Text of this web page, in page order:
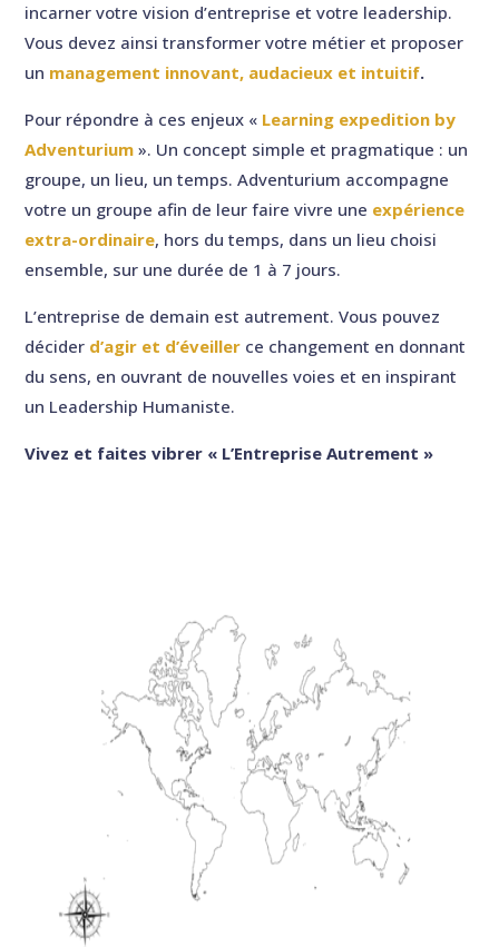
incarner votre vision d’entreprise et votre leadership.
Vous devez ainsi transformer votre métier et proposer
un management innovant, audacieux et intuitif.
Pour répondre à ces enjeux « Learning expedition by
Adventurium ». Un concept simple et pragmatique : un
groupe, un lieu, un temps. Adventurium accompagne
votre un groupe afin de leur faire vivre une expérience
extra-ordinaire, hors du temps, dans un lieu choisi
ensemble, sur une durée de 1 à 7 jours.
L’entreprise de demain est autrement. Vous pouvez
décider d’agir et d’éveiller ce changement en donnant
du sens, en ouvrant de nouvelles voies et en inspirant
un Leadership Humaniste.
Vivez et faites vibrer « L’Entreprise Autrement »